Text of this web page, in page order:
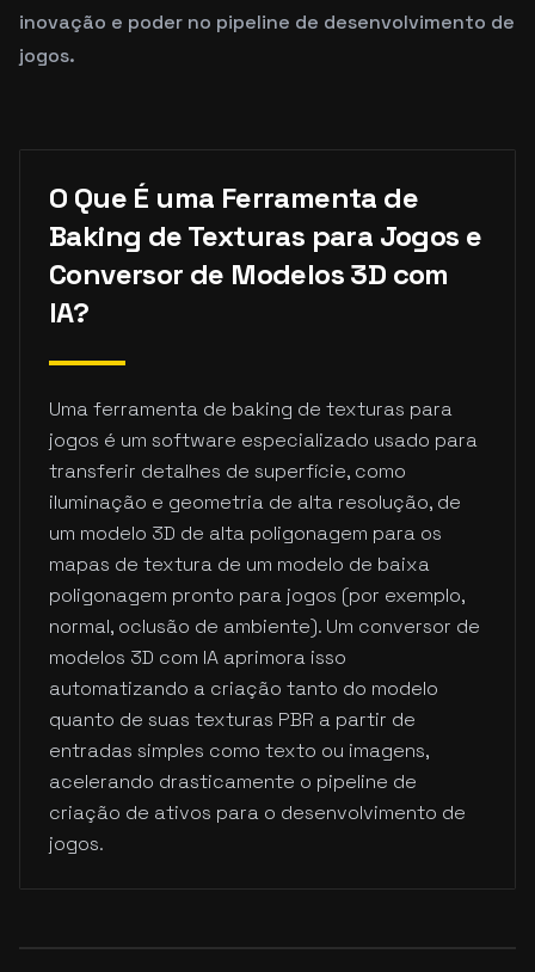
inovação e poder no pipeline de desenvolvimento de
jogos.
O Que É uma Ferramenta de
Baking de Texturas para Jogos e
Conversor de Modelos 3D com
IA?
Uma ferramenta de baking de texturas para
jogos é um software especializado usado para
transferir detalhes de superfície, como
iluminação e geometria de alta resolução, de
um modelo 3D de alta poligonagem para os
mapas de textura de um modelo de baixa
poligonagem pronto para jogos (por exemplo,
normal, oclusão de ambiente). Um conversor de
modelos 3D com IA aprimora isso
automatizando a criação tanto do modelo
quanto de suas texturas PBR a partir de
entradas simples como texto ou imagens,
acelerando drasticamente o pipeline de
criação de ativos para o desenvolvimento de
jogos.